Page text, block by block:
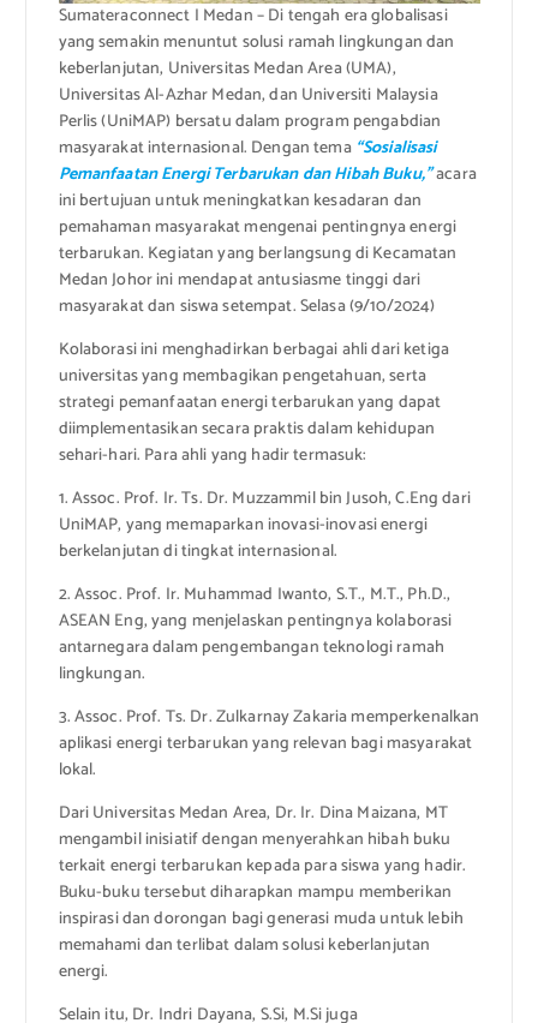
Sumateraconnect I Medan – Di tengah era globalisasi
yang semakin menuntut solusi ramah lingkungan dan
keberlanjutan, Universitas Medan Area (UMA),
Universitas Al-Azhar Medan, dan Universiti Malaysia
Perlis (UniMAP) bersatu dalam program pengabdian
masyarakat internasional. Dengan tema“Sosialisasi
Pemanfaatan Energi Terbarukan dan Hibah Buku,”acara
ini bertujuan untuk meningkatkan kesadaran dan
pemahaman masyarakat mengenai pentingnya energi
terbarukan. Kegiatan yang berlangsung di Kecamatan
Medan Johor ini mendapat antusiasme tinggi dari
masyarakat dan siswa setempat. Selasa (9/10/2024)
Kolaborasi ini menghadirkan berbagai ahli dari ketiga
universitas yang membagikan pengetahuan, serta
strategi pemanfaatan energi terbarukan yang dapat
diimplementasikan secara praktis dalam kehidupan
sehari-hari. Para ahli yang hadir termasuk:
1. Assoc. Prof. Ir. Ts. Dr. Muzzammil bin Jusoh, C.Eng dari
UniMAP, yang memaparkan inovasi-inovasi energi
berkelanjutan di tingkat internasional.
2. Assoc. Prof. Ir. Muhammad Iwanto, S.T., M.T., Ph.D.,
ASEAN Eng, yang menjelaskan pentingnya kolaborasi
antarnegara dalam pengembangan teknologi ramah
lingkungan.
3. Assoc. Prof. Ts. Dr. Zulkarnay Zakaria memperkenalkan
aplikasi energi terbarukan yang relevan bagi masyarakat
lokal.
Dari Universitas Medan Area, Dr. Ir. Dina Maizana, MT
mengambil inisiatif dengan menyerahkan hibah buku
terkait energi terbarukan kepada para siswa yang hadir.
Buku-buku tersebut diharapkan mampu memberikan
inspirasi dan dorongan bagi generasi muda untuk lebih
memahami dan terlibat dalam solusi keberlanjutan
energi.
Selain itu, Dr. Indri Dayana, S.Si, M.Si juga